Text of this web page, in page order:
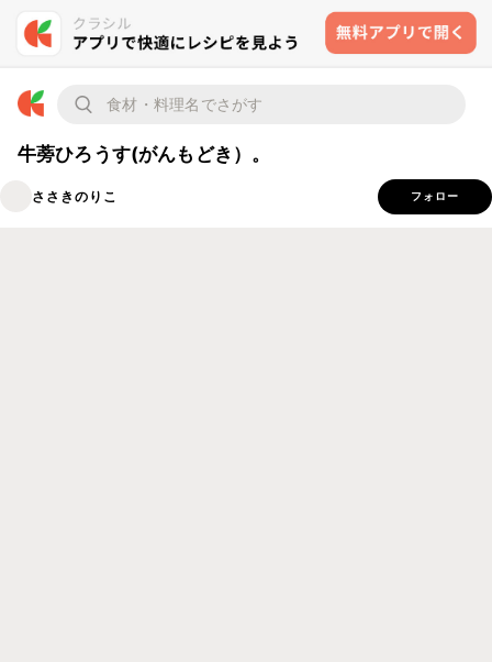
牛蒡ひろうす(がんもどき）。
ささきのりこ フォロー